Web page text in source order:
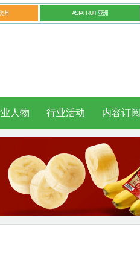
洲 ASIAFRUIT 亚洲
人物 行业活动 内容订阅